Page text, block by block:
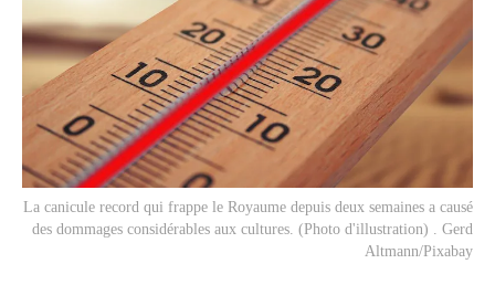
La canicule record qui frappe le Royaume depuis deux semaines a causé
des dommages considérables aux cultures. (Photo d'illustration) . Gerd
Altmann/Pixabay